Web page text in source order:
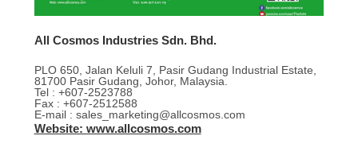
All Cosmos Industries Sdn. Bhd.
PLO 650, Jalan Keluli 7, Pasir Gudang Industrial Estate,
81700 Pasir Gudang, Johor, Malaysia.
Tel : +607-2523788
Fax : +607-2512588
E-mail : sales_marketing@allcosmos.com
Website: www.allcosmos.com